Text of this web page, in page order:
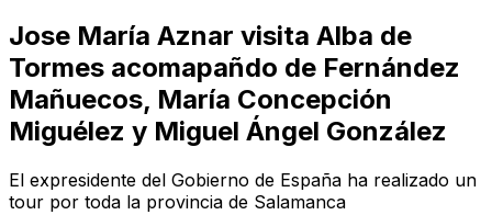
Jose María Aznar visita Alba de
Tormes acomapañdo de Fernández
Mañuecos, María Concepción
Miguélez y Miguel Ángel González
El expresidente del Gobierno de España ha realizado un
tour por toda la provincia de Salamanca